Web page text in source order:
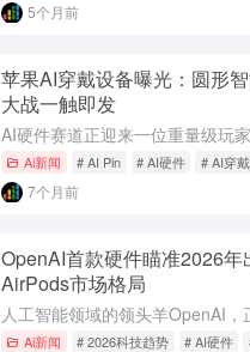
5个月前
苹果AI穿戴设备曝光：圆形
大战一触即发
Ai新闻 # AI Pin # AI硬件 # AI穿
7个月前
OpenAI首款硬件瞄准2026
AirPods市场格局
Ai新闻 # 2026科技趋势 # AI硬件